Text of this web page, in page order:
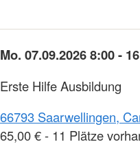
Mo. 07.09.2026 8:00 -
Erste Hilfe Ausbildung
66793 Saarwellingen,
65,00 € - 11 Plätze